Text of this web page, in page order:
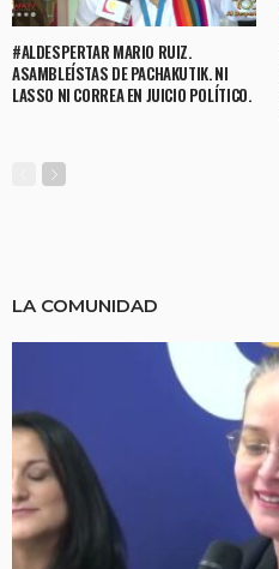
#ALDESPERTAR MARIO RUIZ.
ASAMBLEÍSTAS DE PACHAKUTIK. NI
LASSO NI CORREA EN JUICIO POLÍTICO.
LA COMUNIDAD